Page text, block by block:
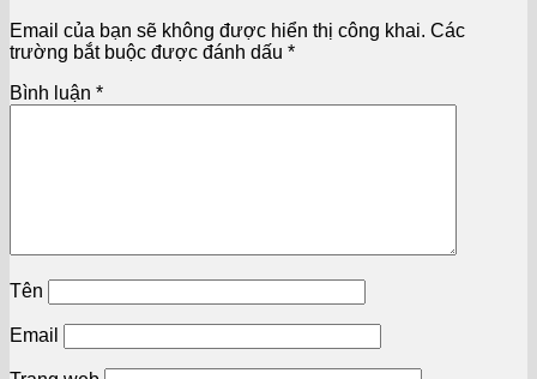
Email của bạn sẽ không được hiển thị công khai. Các
trường bắt buộc được đánh dấu *
Bình luận *
Tên
Email